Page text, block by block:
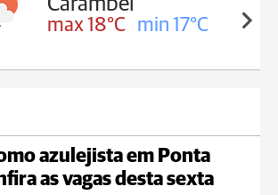
max 18°C min 17°C
azulejista em Ponta
as vagas desta sexta